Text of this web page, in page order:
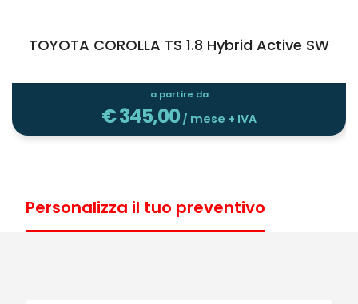
TOYOTA COROLLA TS 1.8 Hybrid Active SW
a partire da
€345,00 / mese + IVA
Personalizza il tuo preventivo